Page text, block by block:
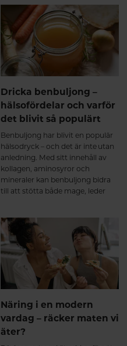
stimulera kroppens naturliga
kollagenomsättning. De första
veckorna Kroppen tar upp
kollagenpeptider och påbörjar
uppbyggnaden av bindväv. Efter
2–3 månader Många upplever
ökad rörlighet, mindre stelhet
månader Långsiktigt stöd för
brosk, senor, ligament och
muskler som en del av en aktiv
naturlig. Precis som annan
bindväv byggs kollagen upp över
tid, vilket gör att ett
multikollagen fungerar bäst som
ett långsiktigt komplement till en
hälsosam livsstil. Referenser:
Collagen Structure and Stability.
Annual Review of Biochemistry.
2009. Oesser S, et al. Orally
administered collagen peptides
accumulate in cartilage and
stimulate extracellular matrix
metabolism. Journal of Nutrition.
Study on the Use of Collagen
Hydrolysate as a Dietary
Supplement in Athletes with
men är särskilt vanliga vid
hormonella förändringar – som
under klimakteriet eller amning.
Det handlar inte bara om
underlivet – även ögon och mun
kan drabbas. Att förstå varför det
händer och vad du kan göra åt
det är ett första steg mot att må
bä
Dricka benbuljong –
hälsofördelar och varför
det blivit så populärt
Benbuljong har blivit en populär
hälsodryck – och det är inte utan
anledning. Med sitt innehåll av
kollagen, aminosyror och
mineraler kan benbuljong bidra
till att stötta både mage, leder
hälsofördelar det finns och varför
allt fler väljer att dricka det
dagligen.
Näring i en modern
vardag – räcker maten vi
äter?